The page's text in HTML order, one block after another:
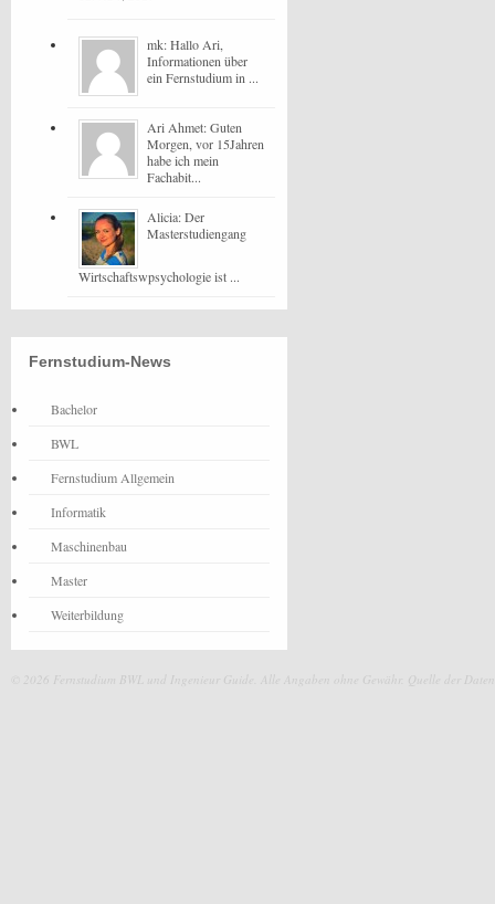
mk: Hallo Ari,
Informationen über
ein Fernstudium in ...
Ari Ahmet: Guten
Morgen, vor 15Jahren
habe ich mein
Fachabit...
Alicia: Der
Masterstudiengang
Wirtschaftswpsychologie ist ...
Fernstudium-News
Bachelor
BWL
Fernstudium Allgemein
Informatik
Maschinenbau
Master
Weiterbildung
© 2026 Fernstudium BWL und Ingenieur Guide. Alle Angaben ohne Gewähr. Quelle der